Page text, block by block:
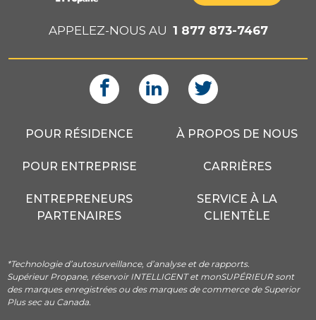
APPELEZ-NOUS AU 1 877 873-7467
POUR RÉSIDENCE
POUR ENTREPRISE
ENTREPRENEURS
PARTENAIRES
À PROPOS DE NOUS
CARRIÈRES
SERVICE À LA
CLIENTÈLE
*Technologie d’autosurveillance, d’analyse et de rapports.
Supérieur Propane, réservoir INTELLIGENT et monSUPÉRIEUR sont
des marques enregistrées ou des marques de commerce de Superior
Plus sec au Canada.